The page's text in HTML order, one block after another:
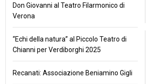
Don Giovanni al Teatro Filarmonico di
Verona
“Echi della natura” al Piccolo Teatro di
Chianni per Verdiborghi 2025
Recanati: Associazione Beniamino Gigli